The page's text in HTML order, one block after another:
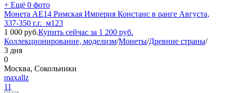
+ Ещё 0 фото
Монета АЕ14 Римская Империя Констанс в ранге Августа,
337-350 г.г._м123
1 000 руб.Купить сейчас за 1 200 руб.
Коллекционирование, моделизм/Монеты/Древние страны/
3 дня
0
Москва, Сокольники
maxallz
11